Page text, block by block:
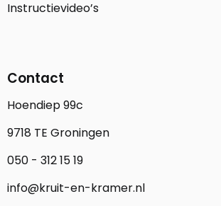
Instructievideo’s
Contact
Hoendiep 99c
9718 TE Groningen
050 - 312 15 19
info@kruit-en-kramer.nl